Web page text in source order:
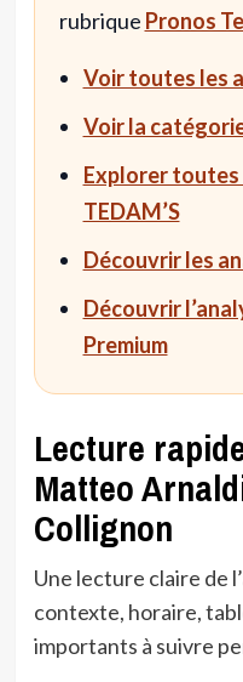
rubrique Pronos
Voir toutes les
Voir la
Explorer toutes
TEDAM’S
Découvrir les
Découvrir
Premium
Lecture
Matteo
Collignon
Une lecture claire de
contexte, horaire,
importants à suivre